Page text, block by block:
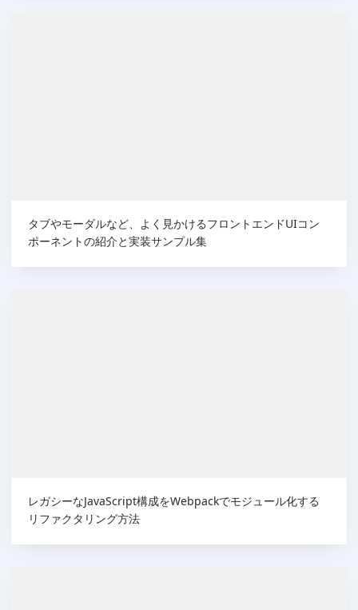
タブやモーダルなど、よく見かけるフロントエンドUIコン
ポーネントの紹介と実装サンプル集
レガシーなJavaScript構成をWebpackでモジュール化する
リファクタリング方法